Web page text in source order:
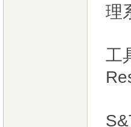
理
工